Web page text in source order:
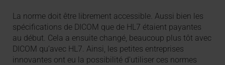
La norme doit être librement accessible. Aussi bien les
spécifications de DICOM que de HL7 étaient payantes
au début. Cela a ensuite changé, beaucoup plus tôt avec
DICOM qu’avec HL7. Ainsi, les petites entreprises
innovantes ont eu la possibilité d’utiliser ces normes